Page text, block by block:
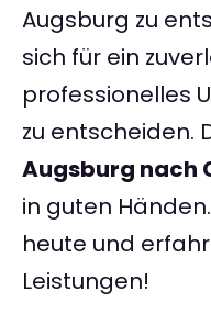
Augsburg zu
sich für ein
professionelles
zu entscheiden.
Augsburg nach
in guten Händen.
heute und
Leistungen!